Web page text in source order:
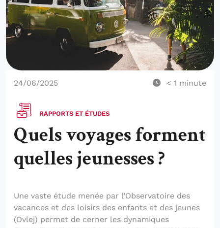
24/06/2025 < 1 minute
RAPPORTS ET ÉTUDES
Quels voyages forment
quelles jeunesses ?
Une vaste étude menée par l’Observatoire des
vacances et des loisirs des enfants et des jeunes
(Ovlej) permet de cerner les dynamiques